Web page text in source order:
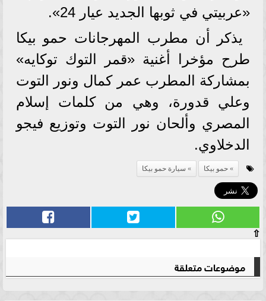
«عربيتي في ثوبها الجديد عيار 24».
يذكر أن مطرب المهرجانات حمو بيكا
طرح مؤخرا أغنية «قمر التوك توكايه»
بمشاركة المطرب عمر كمال ونور التوت
وعلي قدورة، وهي من كلمات إسلام
المصري وألحان نور التوت وتوزيع فيجو
الدخلاوي.
حمو بيكا سيارة حمو بيكا
⇧
موضوعات متعلقة